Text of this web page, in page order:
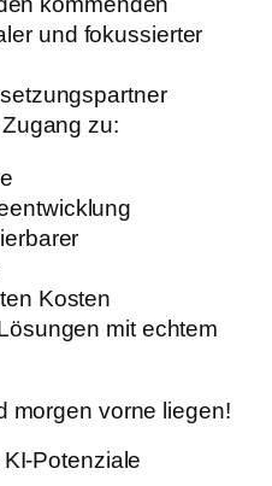
und fokussierter
zu:
Kosten
mit echtem
morgen vorne liegen!
Potenziale